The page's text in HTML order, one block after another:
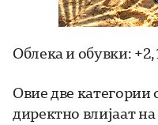
Облека и обувки:
Овие две категории
директно влијаат